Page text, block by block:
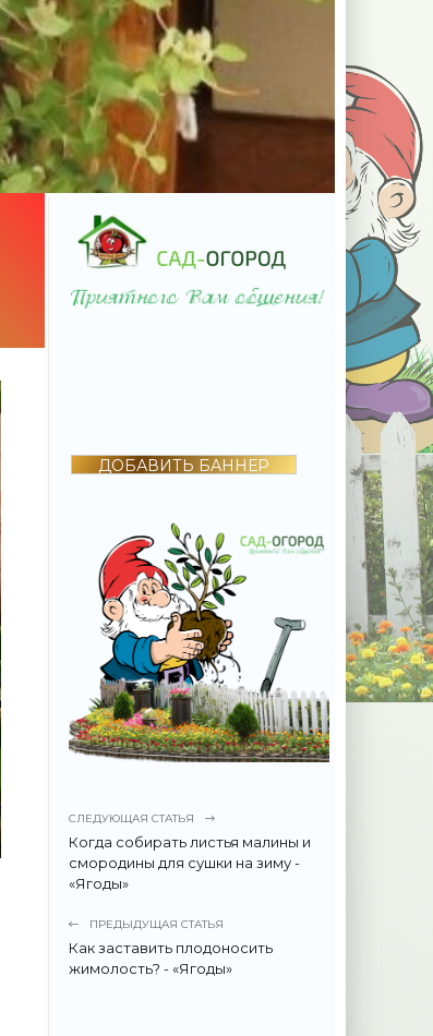
ДОБАВИТЬ БАННЕР
СЛЕДУЮЩАЯ СТАТЬЯ
Когда собирать листья малины и
смородины для сушки на зиму -
«Ягоды»
ПРЕДЫДУЩАЯ СТАТЬЯ
Как заставить плодоносить
жимолость? - «Ягоды»